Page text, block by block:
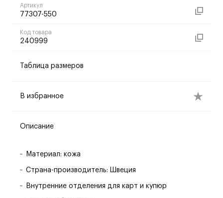
Артикул
77307-550
Код товара
240999
Таблица размеров
В избранное
Описание
Материал: кожа
Страна-производитель: Швеция
Внутренние отделения для карт и купюр